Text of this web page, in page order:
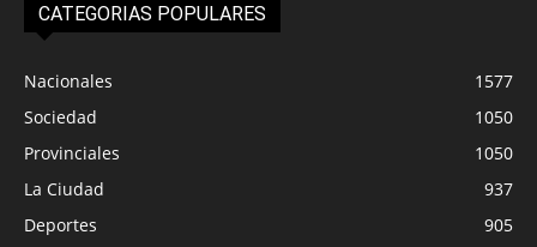
CATEGORIAS POPULARES
Nacionales
1577
Sociedad
1050
Provinciales
1050
La Ciudad
937
Deportes
905